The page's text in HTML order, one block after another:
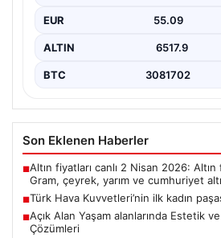
EUR 55.09
ALTIN 6517.9
BTC 3081702
Son Eklenen Haberler
■Altın fiyatları canlı 2 Nisan 2026:
Gram, çeyrek, yarım ve cumhuriyet
■Türk Hava Kuvvetleri’nin ilk kadın
■Açık Alan Yaşam alanlarında Estetik
Çözümleri